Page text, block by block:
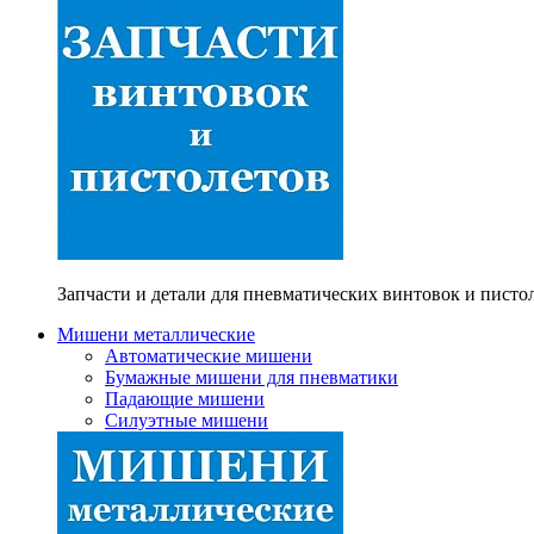
Запчасти и детали для пневматических винтовок и
Мишени металлические
Автоматические мишени
Бумажные мишени для пневматики
Падающие мишени
Силуэтные мишени